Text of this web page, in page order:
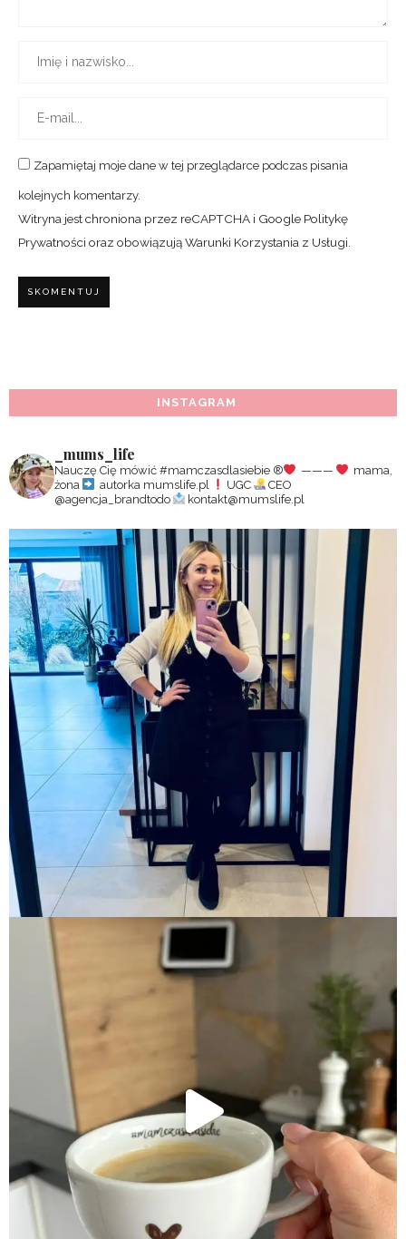
Zapamiętaj moje dane w tej przeglądarce podczas pisania
kolejnych komentarzy.
Witryna jest chroniona przez reCAPTCHA i Google Politykę
Prywatności oraz obowiązująWarunki Korzystania z Usługi
INSTAGRAM
_mums_life
Nauczę Cię mówić #mamczasdlasiebie ®️ ———
mama,
żona
autorka mumslife.pl UGC
CEO
@agencja_brandtodo
kontakt@mumslife.pl